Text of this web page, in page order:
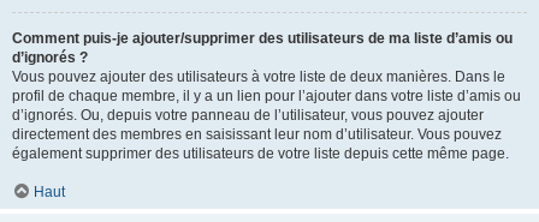
Comment puis-je ajouter/supprimer des utilisateurs de ma liste d’amis ou
d’ignorés ?
Vous pouvez ajouter des utilisateurs à votre liste de deux manières. Dans le
profil de chaque membre, il y a un lien pour l’ajouter dans votre liste d’amis ou
d’ignorés. Ou, depuis votre panneau de l’utilisateur, vous pouvez ajouter
directement des membres en saisissant leur nom d’utilisateur. Vous pouvez
également supprimer des utilisateurs de votre liste depuis cette même page.
Haut